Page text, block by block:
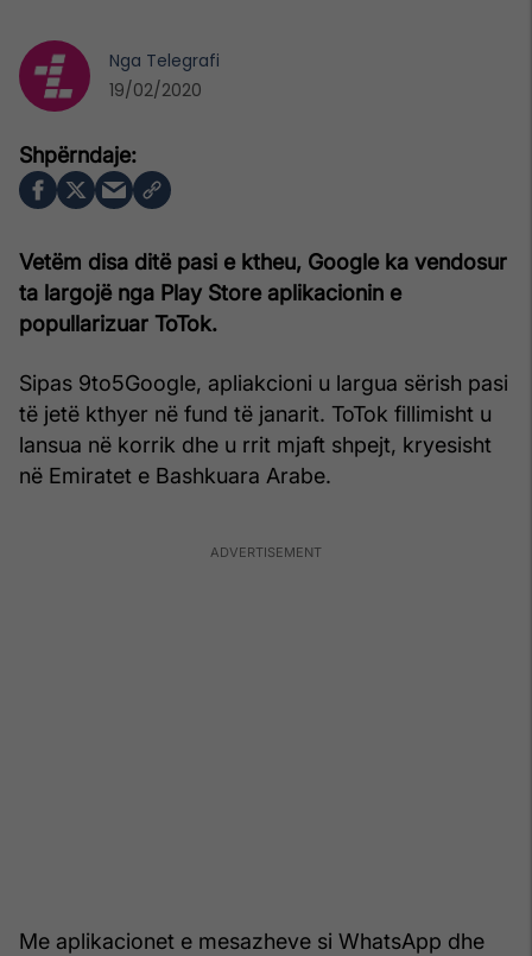
Vetëm disa ditë pasi e ktheu, Google ka vendosur
ta largojë nga Play Store aplikacionin e
popullarizuar ToTok.
Sipas 9to5Google, apliakcioni u largua sërish pasi
të jetë kthyer në fund të janarit. ToTok fillimisht u
lansua në korrik dhe u rrit mjaft shpejt, kryesisht
në Emiratet e Bashkuara Arabe.
Me aplikacionet e mesazheve si WhatsApp dhe
Nga Telegrafi
19/02/2020